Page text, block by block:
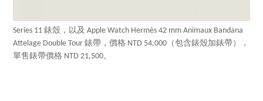
Series 11 錶殼，以及 Apple Watch Hermès 42 mm Animaux Bandana
Attelage Double Tour 錶帶，價格 NTD 54,000（包含錶殼加錶帶），
單售錶帶價格 NTD 21,500。